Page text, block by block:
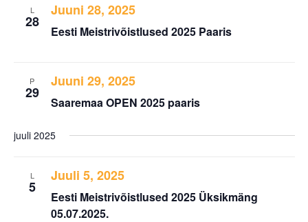
L
28
Juuni 28, 2025
Eesti Meistrivõistlused 2025 Paaris
P
29
Juuni 29, 2025
Saaremaa OPEN 2025 paaris
juuli 2025
L
5
Juuli 5, 2025
Eesti Meistrivõistlused 2025 Üksikmäng
05.07.2025.